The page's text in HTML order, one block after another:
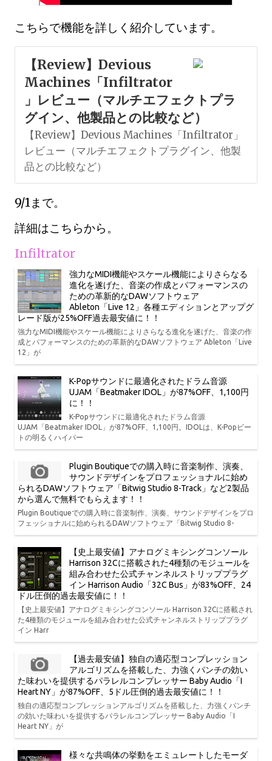
こちらで機能を詳しく紹介しています。
【Review】Devious
Machines「Infiltrator
」レビュー（マルチエフェクトプラ
グイン、他製品との比較など）
【Review】Devious Machines「Infiltrator」
レビュー（マルチエフェクトプラグイン、他製
品との比較など）
9/1まで。
詳細はこちらから。
Infiltrator
強力なMIDI機能やスケール機能によりさらなる
進化を遂げた、音楽の作成とパフォーマンスの
ための革新的なDAWソフトウェア
Ableton「Live 12」各種エディションとアップグ
レード版が25%OFF過去最安値に！！
強力なMIDI機能やスケール機能によりさらなる進化を遂げた、音楽の作
成とパフォーマンスのための革新的なDAWソフトウェア Ableton「Live
12」が
K-Popサウンドに最適化されたドラム音源
UJAM「Beatmaker IDOL」が87%OFF、1,100円
に！！
K-Popサウンドに最適化されたドラム音源
UJAM「Beatmaker IDOL」が87%OFF、1,100円。IDOLは、K-Popビー
トの明るくハイパー
Plugin Boutiqueでの購入時に音楽制作、演奏、
サウンドデザインをプロフェッショナルに始め
られるDAWソフトウェア「Bitwig Studio 8-Track」など2製品
から選んで無料でもらえます！！
Plugin Boutiqueでの購入時に音楽制作、演奏、サウンドデザインをプロ
フェッショナルに始められるDAWソフトウェア「Bitwig Studio 8-
【史上最安値】アナログミキシングコンソール
Harrison 32Cに搭載された4種類のモジュールを
組み合わせた公式チャンネルストリッププラグ
イン Harrison Audio「32C Bus」が83%OFF、24
ドル圧倒的過去最安値に！！
【史上最安値】アナログミキシングコンソール Harrison 32Cに搭載され
た4種類のモジュールを組み合わせた公式チャンネルストリッププラグ
イン Harr
【過去最安値】独自の適応型コンプレッション
アルゴリズムを搭載した、力強くパンチの効い
た味わいを提供するパラレルコンプレッサー Baby Audio「I
Heart NY」が87%OFF、5ドル圧倒的過去最安値に！！
独自の適応型コンプレッションアルゴリズムを搭載した、力強くパンチ
の効いた味わいを提供するパラレルコンプレッサー Baby Audio「I
Heart NY」が
様々な共鳴体の挙動をエミュレートしたモーダ